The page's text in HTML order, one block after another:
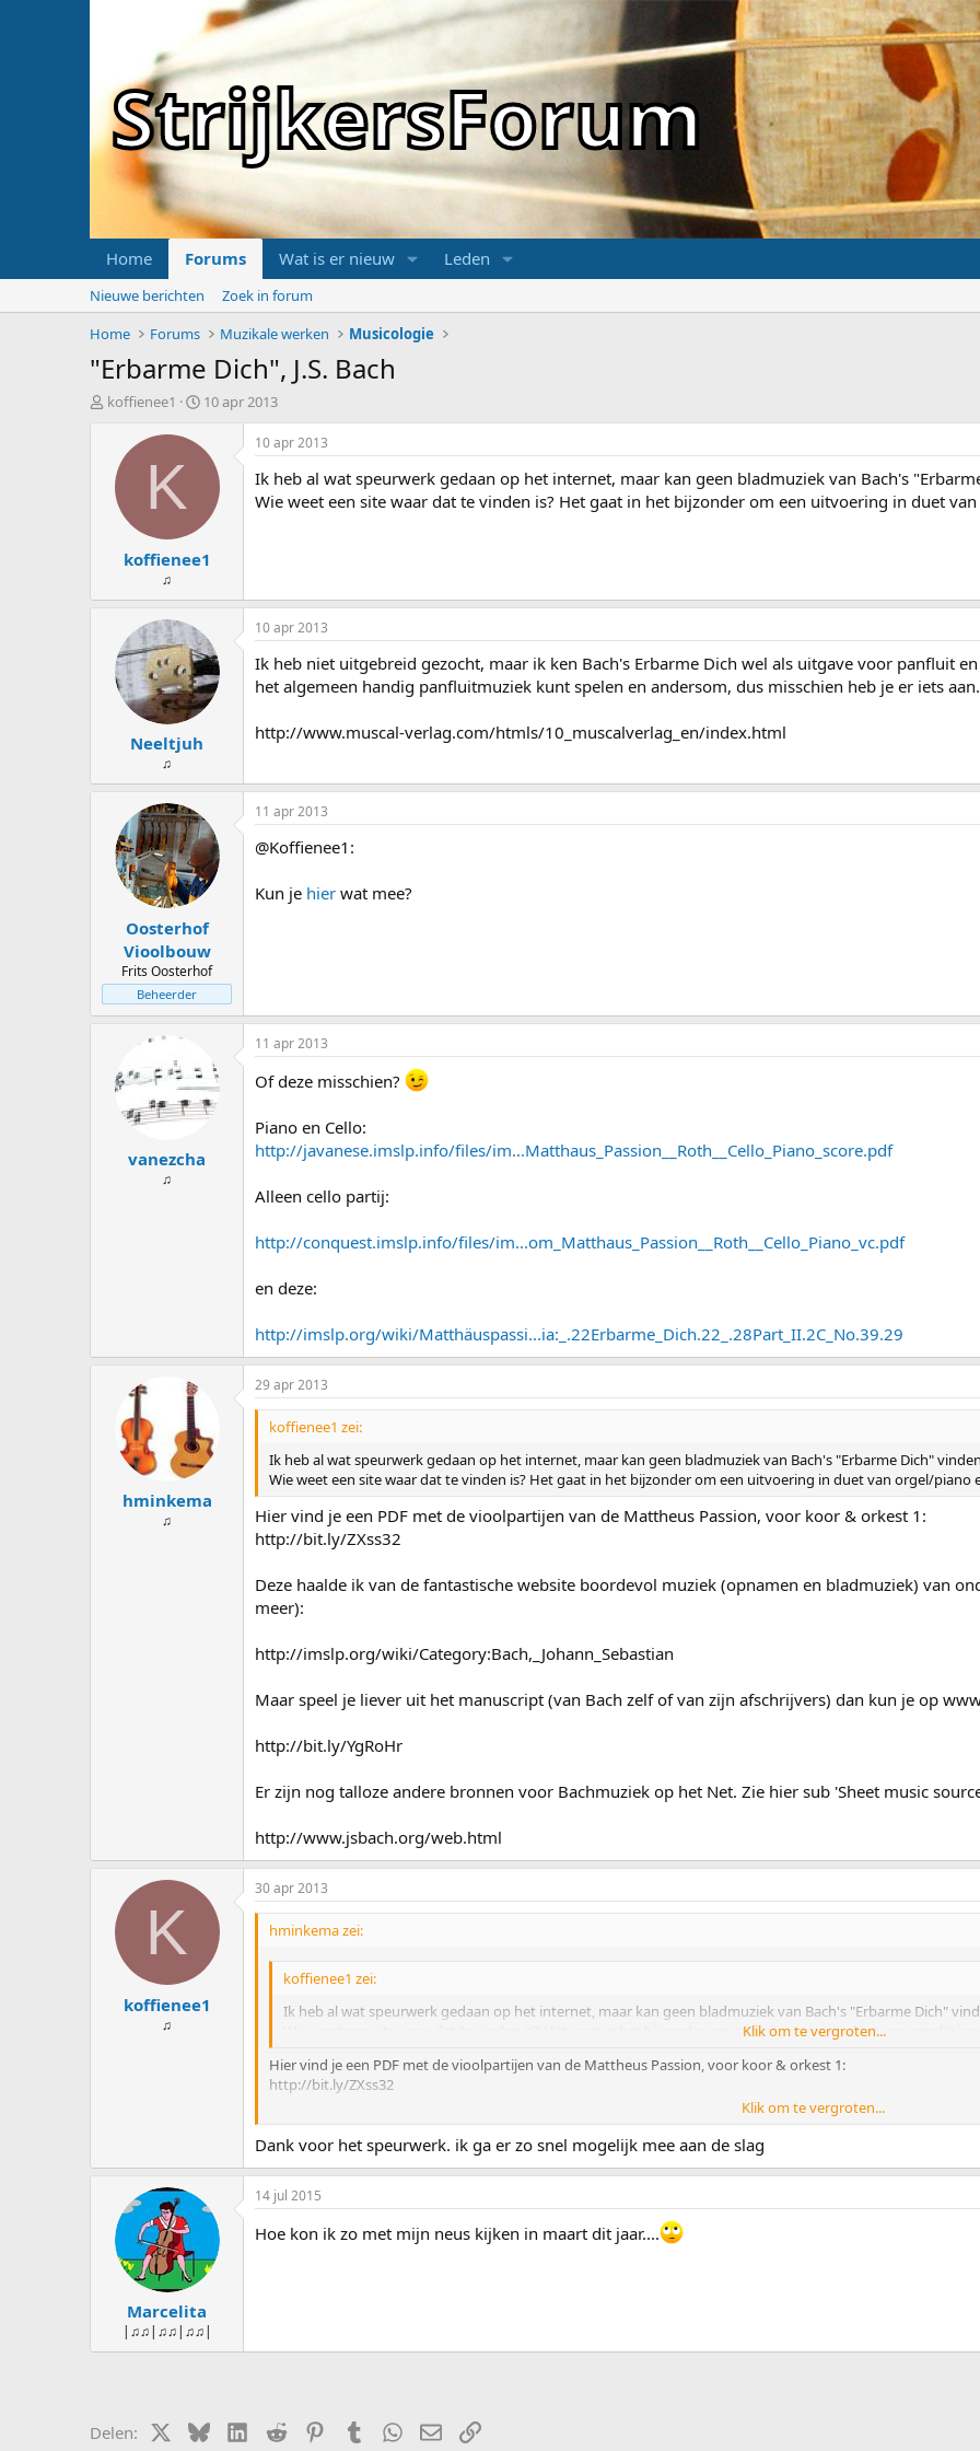
StrijkersForum
Home Forums Wat is er nieuw Leden
Nieuwe berichten
Zoek in forum
Home
Forums Muzikale werken Musicologie
"Erbarme Dich", J.S. Bach
T
e
koffienee1
S
r
a
u
10 apr 2013
K
koffienee1
♫
10 apr 2013
Ik heb al wat speurwerk gedaan op het internet, maar kan geen bladmuziek van Bach's
Wie weet een site waar dat te vinden is? Het gaat in het bijzonder om een uitvoering in duet
Neeltjuh
♫
10 apr 2013
Ik heb niet uitgebreid gezocht, maar ik ken Bach's Erbarme Dich wel als uitgave voor panfluit
het algemeen handig panfluitmuziek kunt spelen en andersom, dus misschien heb je er iets
http://www.muscal-verlag.com/htmls/10_muscalverlag_en/index.html
Oosterhof
Vioolbouw
Frits Oosterhof
Beheerder
11 apr 2013
@Koffienee1:
Kun je hier wat mee?
vanezcha
♫
11 apr 2013
Of deze misschien?
Piano en Cello:
http://javanese.imslp.info/files/im...Matthaus_Passion__Roth__Cello_Piano_score.pdf
Alleen cello partij:
http://conquest.imslp.info/files/im...om_Matthaus_Passion__Roth__Cello_Piano_vc.pdf
en deze:
http://imslp.org/wiki/Matthäuspassi...ia:_.22Erbarme_Dich.22_.28Part_II.2C_No.39.29
hminkema
♫
29 apr 2013
koffienee1 zei:
Ik heb al wat speurwerk gedaan op het internet, maar kan geen bladmuziek van Bach's "Erbarme Dich"
Wie weet een site waar dat te vinden is? Het gaat in het bijzonder om een uitvoering in duet van orgel/piano
Hier vind je een PDF met de vioolpartijen van de Mattheus Passion, voor koor & orkest 1:
http://bit.ly/ZXss32
Deze haalde ik van de fantastische website boordevol muziek (opnamen en bladmuziek) van
meer):
http://imslp.org/wiki/Category:Bach,_Johann_Sebastian
Maar speel je liever uit het manuscript (van Bach zelf of van zijn afschrijvers) dan kun je op
http://bit.ly/YgRoHr
Er zijn nog talloze andere bronnen voor Bachmuziek op het Net. Zie hier sub 'Sheet music
http://www.jsbach.org/web.html
K
koffienee1
♫
30 apr 2013
hminkema zei:
koffienee1 zei:
Ik heb al wat speurwerk gedaan op het internet, maar kan geen bladmuziek van Bach's "Erbarme Dich"
Wie weet een site waar dat te vinden is? Het gaat in het bijzonder om een uitvoering in duet van orgel/
Klik om te vergroten...
Hier vind je een PDF met de vioolpartijen van de Mattheus Passion, voor koor & orkest 1:
http://bit.ly/ZXss32
Deze haalde ik van de fantastische website boordevol muziek (opnamen en bladmuziek) van onder andere
http://imslp.org/wiki/Category:Bach,_Johann_Sebastian
Maar speel je liever uit het manuscript (van Bach zelf of van zijn afschrijvers) dan kun je op www.bach-
http://bit.ly/YgRoHr
Klik om te vergroten...
Dank voor het speurwerk. ik ga er zo snel mogelijk mee aan de slag
Marcelita
|♫♫|♫♫|♫♫|
14 jul 2015
Hoe kon ik zo met mijn neus kijken in maart dit jaar....
Delen: X (Twitter)
BlueskyLinkedIn
Reddit PinterestTumblrWhatsApp
E-mailLink